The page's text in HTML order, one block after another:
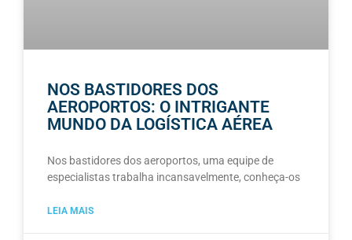
NOS BASTIDORES DOS
AEROPORTOS: O INTRIGANTE
MUNDO DA LOGÍSTICA AÉREA
Nos bastidores dos aeroportos, uma equipe de
especialistas trabalha incansavelmente, conheça-os
LEIA MAIS